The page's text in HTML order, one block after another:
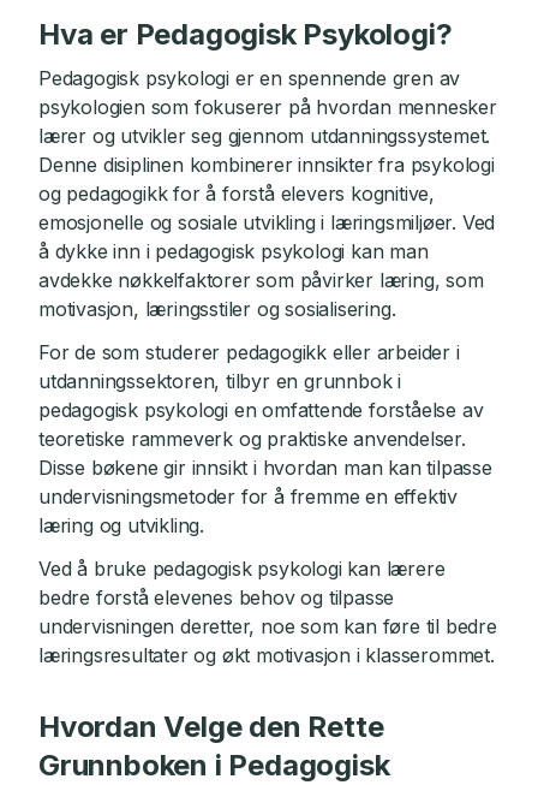
Hva er Pedagogisk Psykologi?
Pedagogisk psykologi er en spennende gren av
psykologien som fokuserer på hvordan mennesker
lærer og utvikler seg gjennom utdanningssystemet.
Denne disiplinen kombinerer innsikter fra psykologi
og pedagogikk for å forstå elevers kognitive,
emosjonelle og sosiale utvikling i læringsmiljøer. Ved
å dykke inn i pedagogisk psykologi kan man
avdekke nøkkelfaktorer som påvirker læring, som
motivasjon, læringsstiler og sosialisering.
For de som studerer pedagogikk eller arbeider i
utdanningssektoren, tilbyr en grunnbok i
pedagogisk psykologi en omfattende forståelse av
teoretiske rammeverk og praktiske anvendelser.
Disse bøkene gir innsikt i hvordan man kan tilpasse
undervisningsmetoder for å fremme en effektiv
læring og utvikling.
Ved å bruke pedagogisk psykologi kan lærere
bedre forstå elevenes behov og tilpasse
undervisningen deretter, noe som kan føre til bedre
læringsresultater og økt motivasjon i klasserommet.
Hvordan Velge den Rette
Grunnboken i Pedagogisk